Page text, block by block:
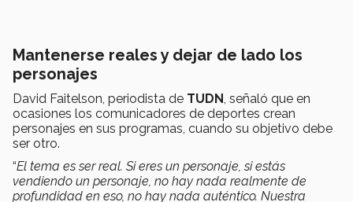
Mantenerse reales y dejar de lado los
personajes
David Faitelson, periodista de TUDN, señaló que en
ocasiones los comunicadores de deportes crean
personajes en sus programas, cuando su objetivo debe
ser otro.
“El tema es ser real. Si eres un personaje, si estás
vendiendo un personaje, no hay nada realmente de
profundidad en eso, no hay nada auténtico. Nuestra